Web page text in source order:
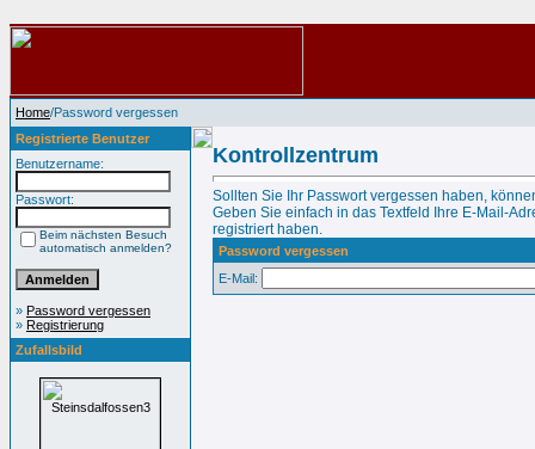
Home/Password vergessen
Registrierte Benutzer
Benutzername:
Passwort:
Beim nächsten Besuch
automatisch anmelden?
» Password vergessen
» Registrierung
Zufallsbild
Kontrollzentrum
Sollten Sie Ihr Passwort vergessen haben,
Geben Sie einfach in das Textfeld Ihre E-Mail-
registriert haben.
Password vergessen
E-Mail: